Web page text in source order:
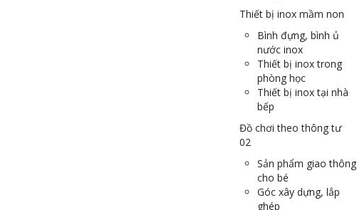
Thiết bị inox mầm non
Bình đựng, bình ủ
nước inox
Thiết bị inox trong
phòng học
Thiết bị inox tại nhà
bếp
Đồ chơi theo thông tư
02
Sản phẩm giao thông
cho bé
Góc xây dựng, lắp
ghép